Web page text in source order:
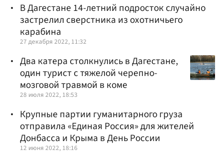
В Дагестане 14-летний подросток случайно
застрелил сверстника из охотничьего
карабина
27 декабря 2022, 11:32
Два катера столкнулись в Дагестане,
один турист с тяжелой черепно-
мозговой травмой в коме
28 июля 2022, 18:53
Крупные партии гуманитарного груза
отправила «Единая Россия» для жителей
Донбасса и Крыма в День России
12 июня 2022, 18:16